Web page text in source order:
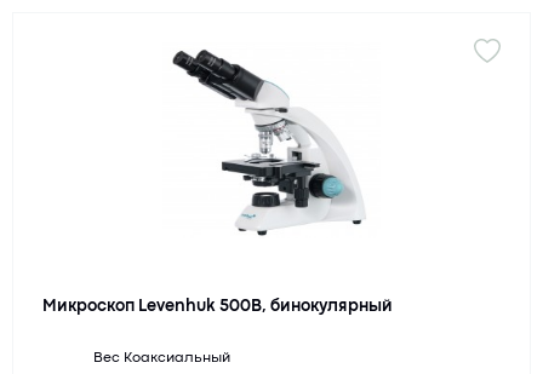
Микроскоп Levenhuk 500B, бинокулярный
Вес Коаксиальный